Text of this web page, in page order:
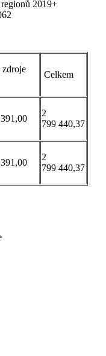
2019+
Celkem
2
799 440,37
2
799 440,37